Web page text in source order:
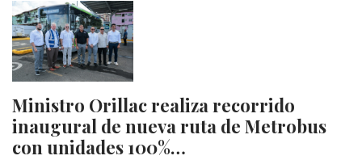
Ministro Orillac realiza recorrido
inaugural de nueva ruta de Metrobus
con unidades 100%…